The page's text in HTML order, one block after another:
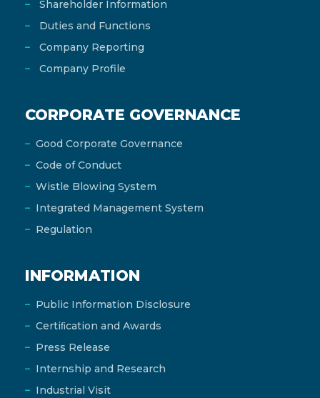
Shareholder Information
Duties and Functions
Company Reporting
Company Profile
CORPORATE GOVERNANCE
Good Corporate Governance
Code of Conduct
Wistle Blowing System
Integrated Management System
Regulation
INFORMATION
Public Information Disclosure
Certiﬁcation and Awards
Press Release
Internship and Research
Industrial Visit